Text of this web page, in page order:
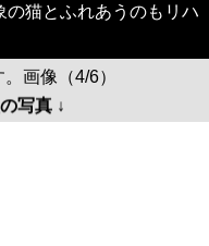
の猫とふれあうのもリハ
画像（4/6）
写真 ↓